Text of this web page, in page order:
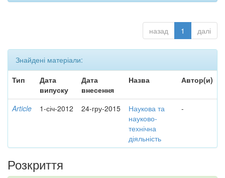
назад 1 далі
Знайдені матеріали:
Тип
Дата
випуску
Дата
внесення
Назва Автор(и)
Article 1-січ-2012 24-гру-2015
Наукова та
науково-
технічна
діяльність
-
Розкриття